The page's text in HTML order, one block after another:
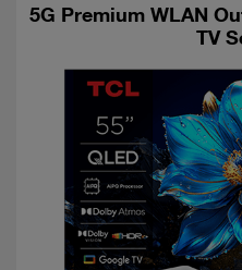
5G Premium WLAN
TV